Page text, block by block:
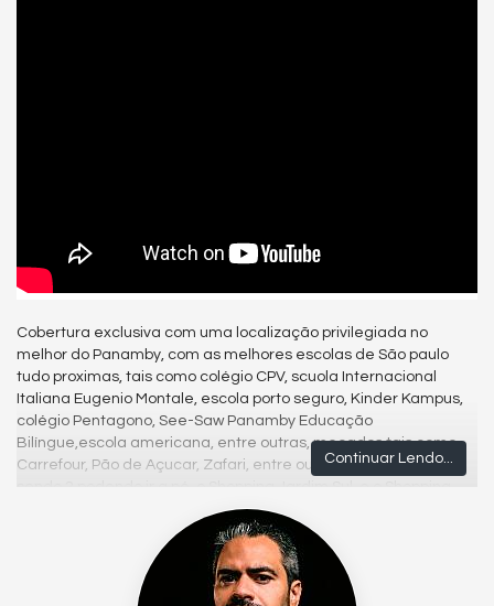
Cobertura exclusiva com uma localização privilegiada no
melhor do Panamby, com as melhores escolas de São paulo
tudo proximas, tais como colégio CPV, scuola Internacional
Italiana Eugenio Montale, escola porto seguro, Kinder Kampus,
colégio Pentagono, See-Saw Panamby Educação
Bilíngue,escola americana, entre outras, mecados tais como,
Carrefour, Pão de Açucar, Zafari, entre outros, 4 shoppings
sendo 2 podendo ir a pé, o Shopping Jardim Sul, e o Shopping
Morumbi Tower, academia exclusiva com equipamentos de alto
padrão dentro do condomínio, salão de beleza, salão de festas
com pé direito alto, cinema com tela gigantesca já com
internet instalada em todos os espaços de convivencia, piscina
descoberta e coberta aquecidas, bairro com exclusivos
Continuar Lendo...